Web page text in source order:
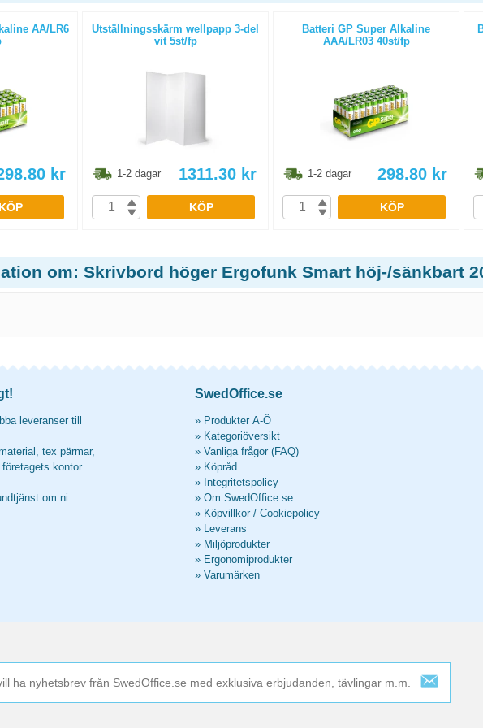
AA/LR6
kr
KÖP
Utställningsskärm wellpapp 3-del
vit 5st/fp
1-2 dagar 1311.30 kr
KÖP
Batteri GP Super Alkaline
AAA/LR03 40st/fp
1-2 dagar 298.80 kr
KÖP
om: Skrivbord höger Ergofunk Smart höj-/sänkbart
leveranser till
tex pärmar,
kontor
om ni
SwedOffice.se
» Produkter A-Ö
» Kategoriöversikt
» Vanliga frågor (FAQ)
» Köpråd
» Integritetspolicy
» Om SwedOffice.se
» Köpvillkor / Cookiepolicy
» Leverans
» Miljöprodukter
» Ergonomiprodukter
» Varumärken